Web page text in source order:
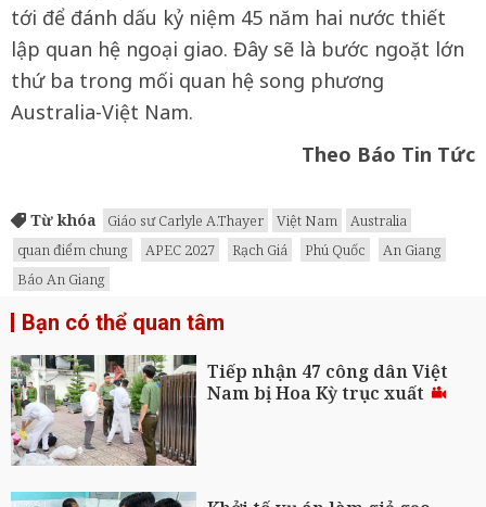
tới để đánh dấu kỷ niệm 45 năm hai nước thiết
lập quan hệ ngoại giao. Đây sẽ là bước ngoặt lớn
thứ ba trong mối quan hệ song phương
Australia-Việt Nam.
Theo Báo Tin Tức
Từ khóa Giáo sư Carlyle A.Thayer Việt Nam
Australia
quan điểm chung
APEC 2027 Rạch Giá Phú Quốc
An Giang
Báo An Giang
Bạn có thể quan tâm
Tiếp nhận 47 công dân Việt
Nam bị Hoa Kỳ trục xuất